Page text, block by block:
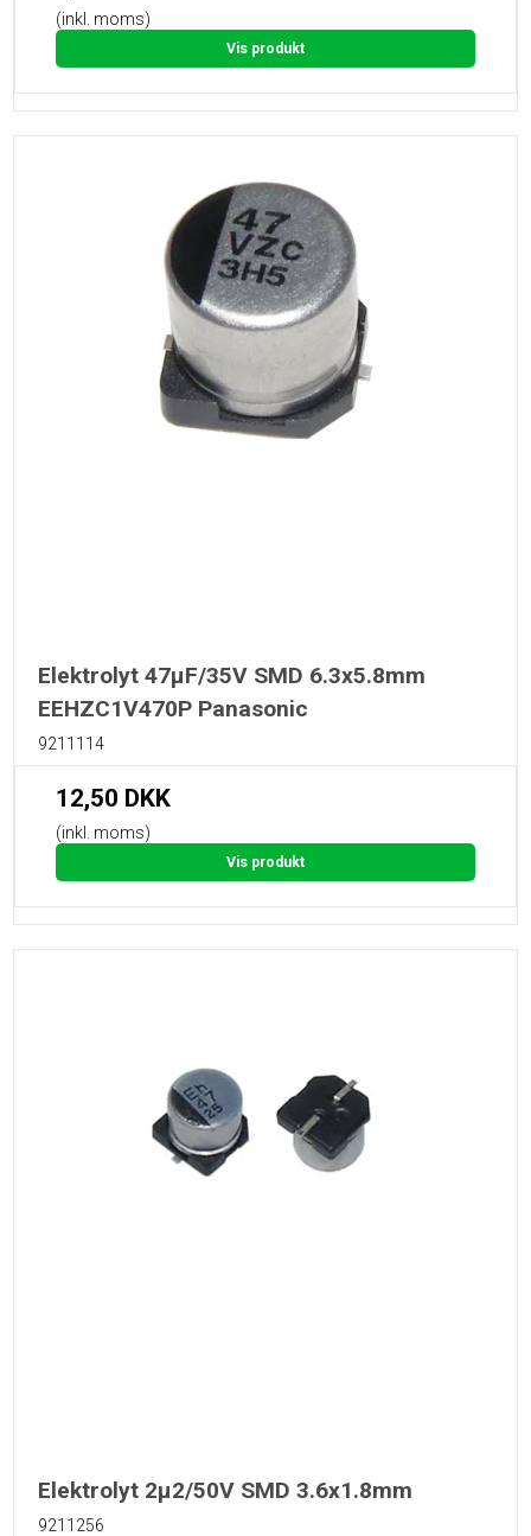
(inkl. moms)
Vis produkt
Elektrolyt 47µF/35V SMD 6.3x5.8mm
EEHZC1V470P Panasonic
9211114
12,50 DKK
(inkl. moms)
Vis produkt
Elektrolyt 2µ2/50V SMD 3.6x1.8mm
9211256